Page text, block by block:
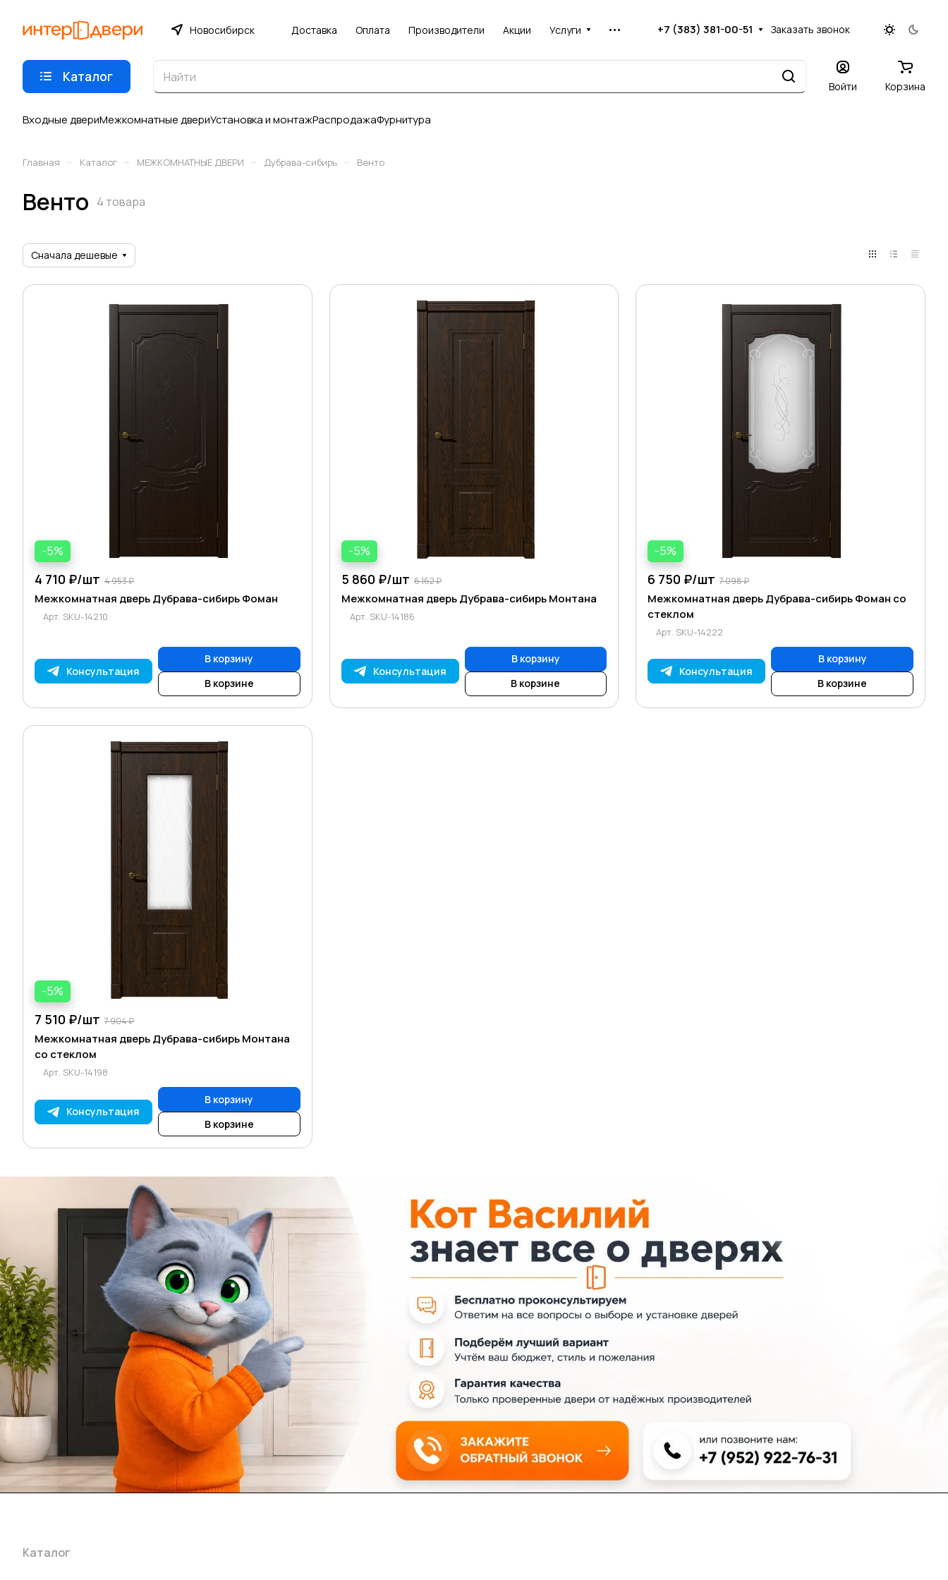
Новосибирск Доставка Оплата Производители Акции Услуги +7 (383) 381-00-51 Заказать звонок
Каталог
Войти Корзина
Входные двериМежкомнатные двериУстановка и монтажРаспродажаФурнитура
Главная – Каталог – МЕЖКОМНАТНЫЕ ДВЕРИ – Дубрава-сибирь – Венто
Венто 4 товара
Сначала дешевые
-5%
4 710 ₽/шт 4 953 ₽
Межкомнатная дверь Дубрава-сибирь Фоман
Арт. SKU-14210
Консультация
В корзину
В корзине
-5%
5 860 ₽/шт 6 162 ₽
Межкомнатная дверь Дубрава-сибирь Монтана
Арт. SKU-14186
Консультация
В корзину
В корзине
-5%
6 750 ₽/шт 7 098 ₽
Межкомнатная дверь Дубрава-сибирь Фоман со
стеклом
Арт. SKU-14222
Консультация
В корзину
В корзине
-5%
7 510 ₽/шт 7 904 ₽
Межкомнатная дверь Дубрава-сибирь Монтана
со стеклом
Арт. SKU-14198
Консультация
В корзину
В корзине
Каталог